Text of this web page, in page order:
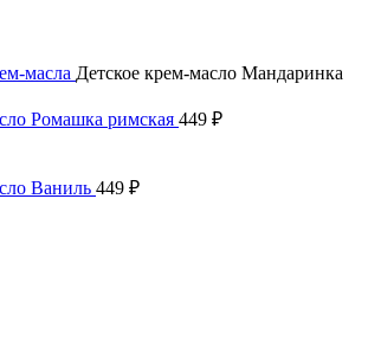
масла Детское крем-масло Мандаринка
Ромашка римская 449 ₽
Ваниль 449 ₽